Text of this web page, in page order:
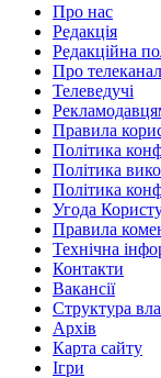
Про нас
Редакція
Редакційна
Про телеканал
Телеведучі
Правила
Політика
Політика
Політика
Угода
Правила
Технічна
Контакти
Вакансії
Структура
Архів
Карта сайту
Ігри